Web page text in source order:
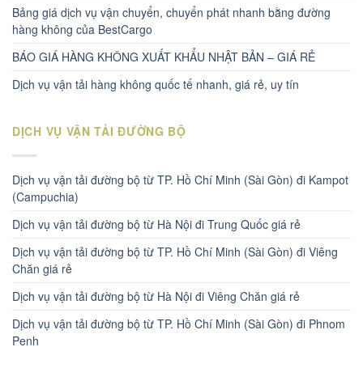
Bảng giá dịch vụ vận chuyển, chuyển phát nhanh bằng đường
hàng không của BestCargo
BÁO GIÁ HÀNG KHÔNG XUẤT KHẨU NHẬT BẢN – GIÁ RẺ
Dịch vụ vận tải hàng không quốc tế nhanh, giá rẻ, uy tín
DỊCH VỤ VẬN TẢI ĐƯỜNG BỘ
Dịch vụ vận tải đường bộ từ TP. Hồ Chí Minh (Sài Gòn) đi Kampot
(Campuchia)
Dịch vụ vận tải đường bộ từ Hà Nội đi Trung Quốc giá rẻ
Dịch vụ vận tải đường bộ từ TP. Hồ Chí Minh (Sài Gòn) đi Viêng
Chăn giá rẻ
Dịch vụ vận tải đường bộ từ Hà Nội đi Viêng Chăn giá rẻ
Dịch vụ vận tải đường bộ từ TP. Hồ Chí Minh (Sài Gòn) đi Phnom
Penh